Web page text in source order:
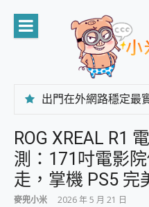
content
超懂拍、耐用 AI 街拍機~
ROG XREAL R1
測：171吋電影
走，掌機 PS5 完
麥兜小米 2026 年 5 月 21 日